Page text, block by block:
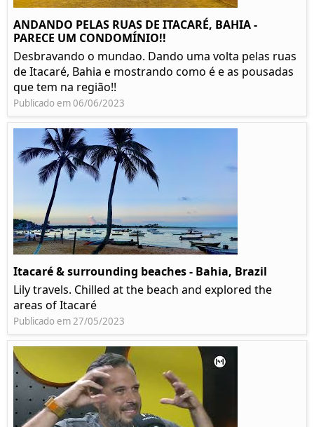
ANDANDO PELAS RUAS DE ITACARÉ, BAHIA -
PARECE UM CONDOMÍNIO!!
Desbravando o mundao. Dando uma volta pelas ruas
de Itacaré, Bahia e mostrando como é e as pousadas
que tem na região!!
Publicado em 06/06/2023
Itacaré & surrounding beaches - Bahia, Brazil
Lily travels. Chilled at the beach and explored the
areas of Itacaré
Publicado em 27/05/2023